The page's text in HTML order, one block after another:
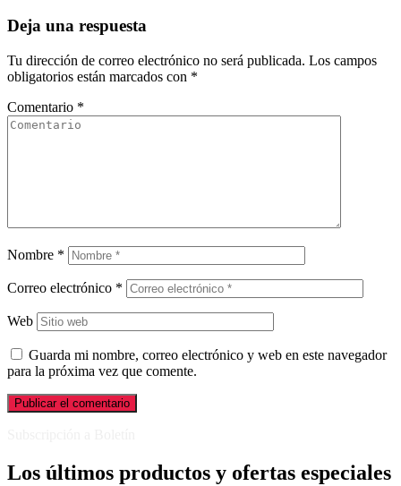
Deja una respuesta
Tu dirección de correo electrónico no será publicada. Los campos
obligatorios están marcados con *
Comentario *
Nombre *
Correo electrónico *
Web
Guarda mi nombre, correo electrónico y web en este navegador
para la próxima vez que comente.
Los últimos productos y ofertas especiales